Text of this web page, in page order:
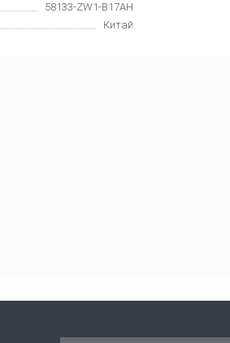
58133-ZW1-B17AH
Китай